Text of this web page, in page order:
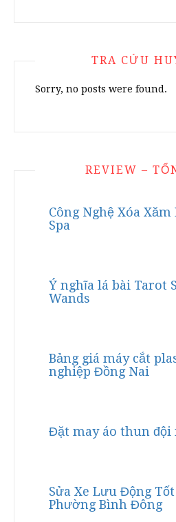
TRA CỨU
Sorry, no posts were found.
REVIEW –
Công Nghệ Xóa
Spa
Ý nghĩa lá bài Tarot
Wands
Bảng giá máy cắt
nghiệp Đồng Nai
Đặt may áo thun đội
Sửa Xe Lưu Động
Phường Bình Đông